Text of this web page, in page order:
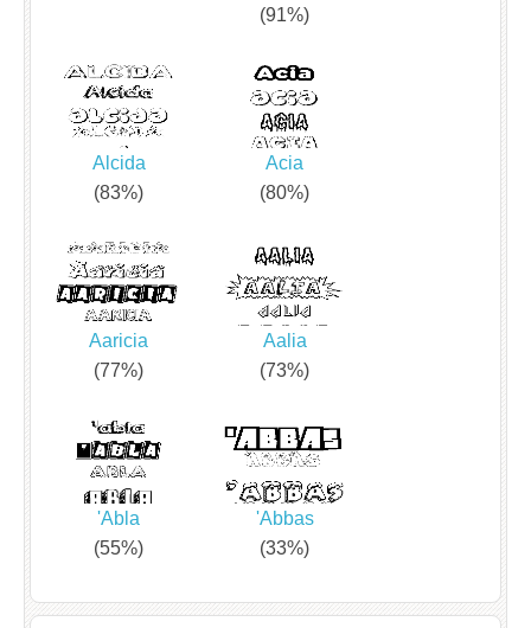
(91%)
Alcida
(83%)
Acia
(80%)
Aaricia
(77%)
Aalia
(73%)
'Abla
(55%)
'Abbas
(33%)